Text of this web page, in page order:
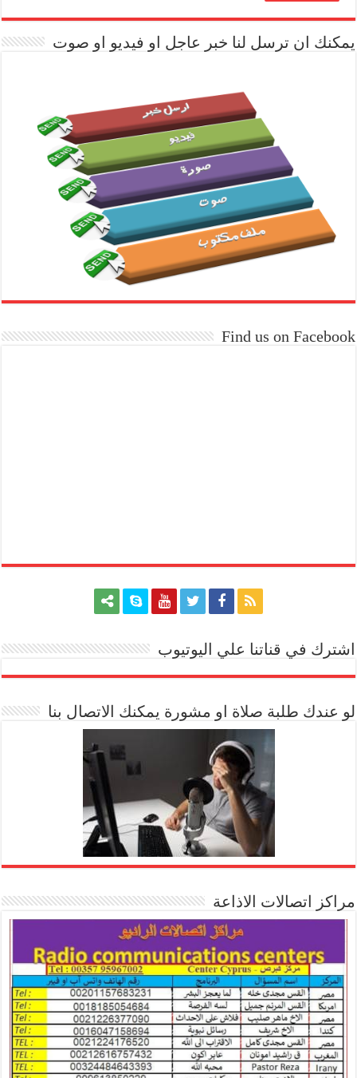
يمكنك ان ترسل لنا خبر عاجل او فيديو او صوت
Find us on Facebook
اشترك في قناتنا علي اليوتيوب
لو عندك طلبة صلاة او مشورة يمكنك الاتصال بنا
مراكز اتصالات الاذاعة